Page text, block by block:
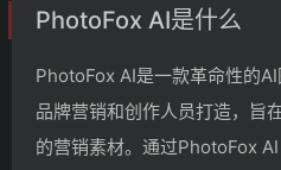
PhotoFox AI是什么
PhotoFox AI是一款革命性的
品牌营销和创作人员打造，旨
的营销素材。通过PhotoFox